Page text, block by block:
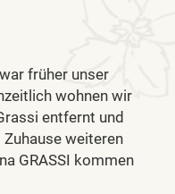
war früher unser
wohnen wir
entfernt und
weiteren
GRASSI kommen